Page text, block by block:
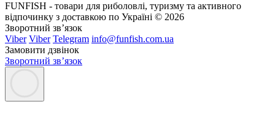
FUNFISH - товари для риболовлі, туризму та активного
відпочинку з доставкою по Україні © 2026
Зворотний зв’язок
Viber Viber Telegram info@funfish.com.ua
Замовити дзвінок
Зворотний зв’язок